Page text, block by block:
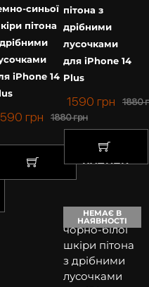
синьої
пітона
iPhone 14
1880грн
грн
пітона з
дрібними
лусочками
для iPhone 14
Plus
1880
1590 грн
КУПИТИ
НЕМАЄ В
НАЯВНОСТІ